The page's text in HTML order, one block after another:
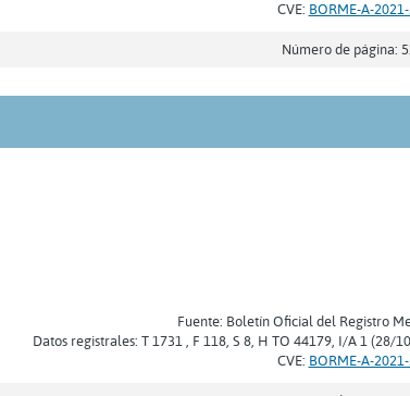
CVE: BORME-A-
Número de página:
Fuente: Boletín Oficial del Registro
Datos registrales: T 1731 , F 118, S 8, H TO 44179, I/A 1 (28/
CVE: BORME-A-